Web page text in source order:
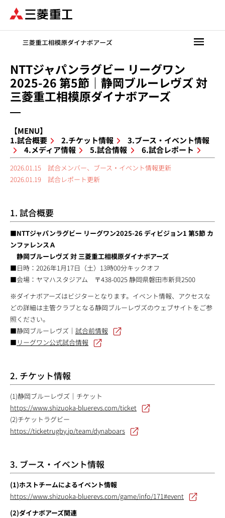
ン
NTTジャパンラグビー リーグワン
2025-26 第5節｜静岡ブルーレヴズ 対
三菱重工相模原ダイナボアーズ
【MENU】
1.試合概要
2.チケット情報
3.ブース・イベント情報
4.メディア情報
5.試合情報 6.試合レポート
2026.01.15 試合メンバー、ブース・イベント情報更新
2026.01.19 試合レポート更新
1. 試合概要
■NTTジャパンラグビー リーグワン2025-26 ディビジョン1 第5節 カ
ンファレンスＡ
静岡ブルーレヴズ 対 三菱重工相模原ダイナボアーズ
■日時：2026年1月17日（土）13時00分キックオフ
■会場：ヤマハスタジアム 〒438-0025 静岡県磐田市新貝2500
※ダイナボアーズはビジターとなります。イベント情報、アクセスな
どの詳細は主管クラブとなる静岡ブルーレヴズのウェブサイトをご参
照ください。
■静岡ブルーレヴズ｜ 試合前情報
■ リーグワン公式試合情報
2. チケット情報
(1)静岡ブルーレヴズ｜チケット
https://www.shizuoka-bluerevs.com/ticket
(2)チケットラグビー
https://ticketrugby.jp/team/dynaboars
3. ブース・イベント情報
(1)ホストチームによるイベント情報
https://www.shizuoka-bluerevs.com/game/info/171#event
(2)ダイナボアーズ関連